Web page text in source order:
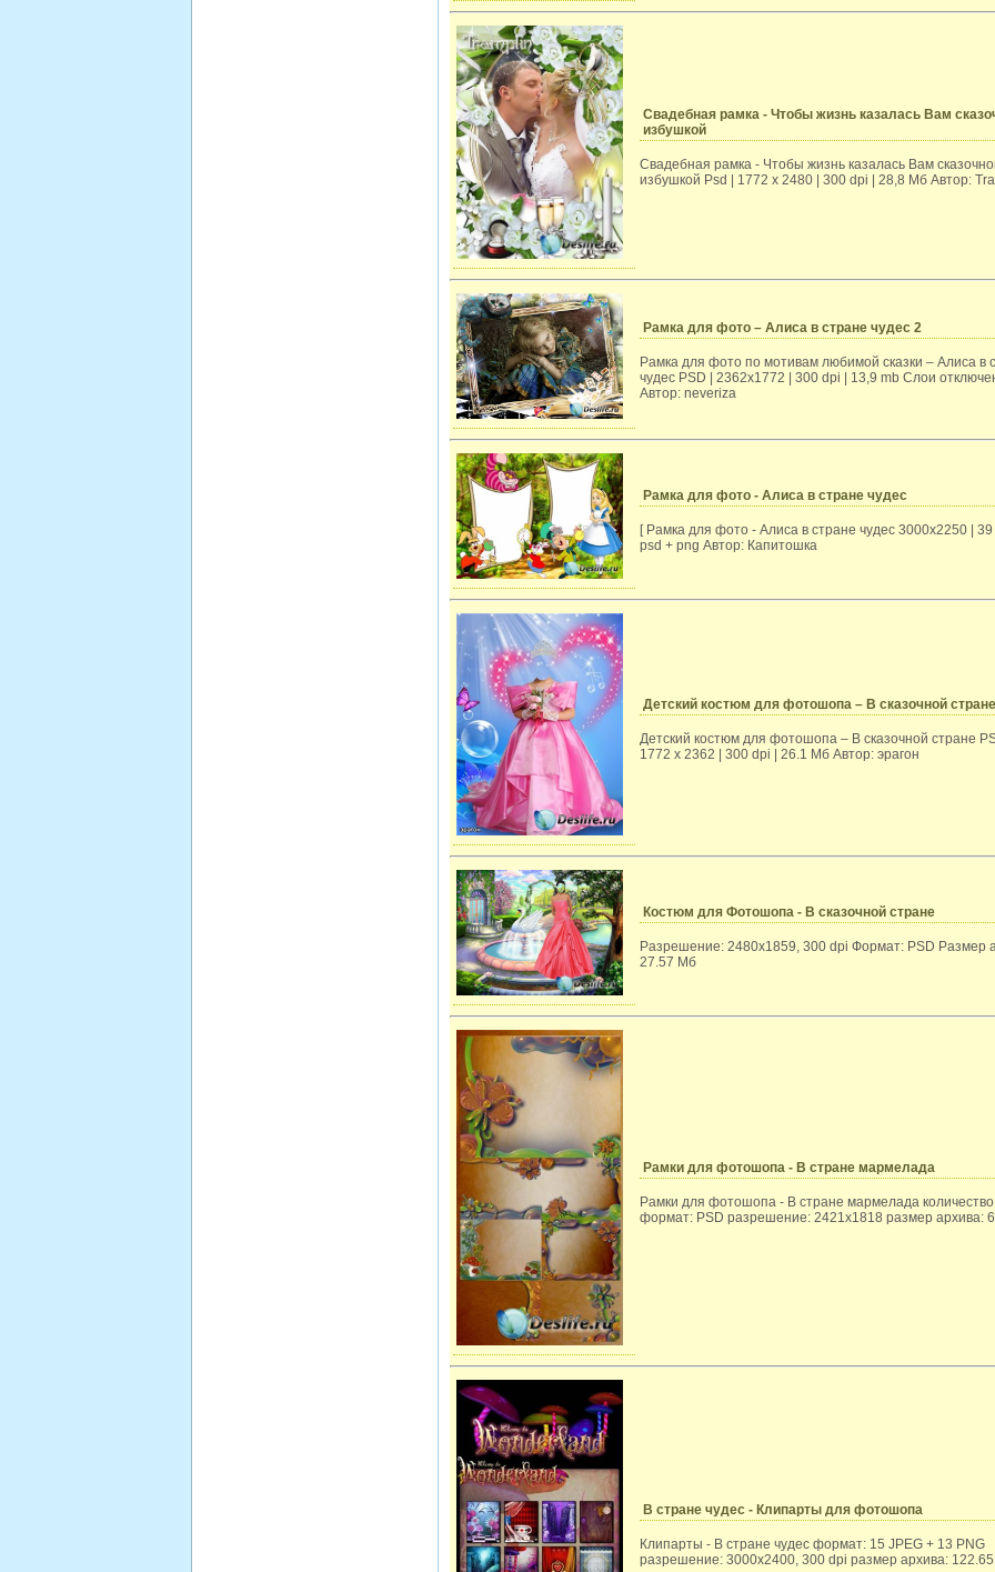
Свадебная рамка - Чтобы жизнь казалась Вам
избушкой
Свадебная рамка - Чтобы жизнь казалась Вам
избушкой Psd | 1772 x 2480 | 300 dpi | 28,8 Мб Автор:
Рамка для фото – Алиса в стране чудес 2
Рамка для фото по мотивам любимой сказки – Алиса в
чудес PSD | 2362х1772 | 300 dpi | 13,9 mb Слои
Автор: neveriza
Рамка для фото - Алиса в стране чудес
[ Рамка для фото - Алиса в стране чудес 3000х2250 | 39
psd + png Автор: Капитошка
Детский костюм для фотошопа – В сказочной стране
Детский костюм для фотошопа – В сказочной стране
1772 x 2362 | 300 dpi | 26.1 Мб Автор: эрагон
Костюм для Фотошопа - В сказочной стране
Разрешение: 2480x1859, 300 dpi Формат: PSD Размер
27.57 Мб
Рамки для фотошопа - В стране мармелада
Рамки для фотошопа - В стране мармелада
формат: PSD разрешение: 2421x1818 размер архива:
В стране чудес - Клипарты для фотошопа
Клипарты - В стране чудес формат: 15 JPEG + 13 PNG
разрешение: 3000x2400, 300 dpi размер архива: